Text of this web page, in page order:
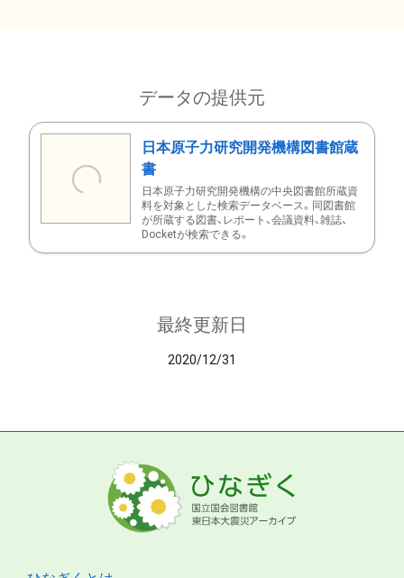
データの提供元
日本原子力研究開発機構図書館蔵
書
日本原子力研究開発機構の中央図書館所蔵資
料を対象とした検索データベース。同図書館
が所蔵する図書、レポート、会議資料、雑誌、
Docketが検索できる。
最終更新日
2020/12/31